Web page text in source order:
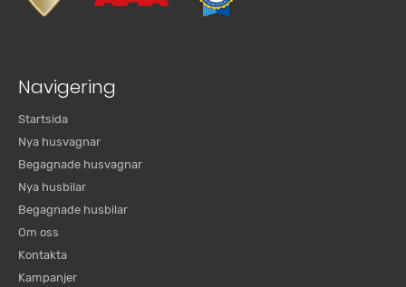
Navigering
Startsida
Nya husvagnar
Begagnade husvagnar
Nya husbilar
Begagnade husbilar
Om oss
Kontakta
Kampanjer